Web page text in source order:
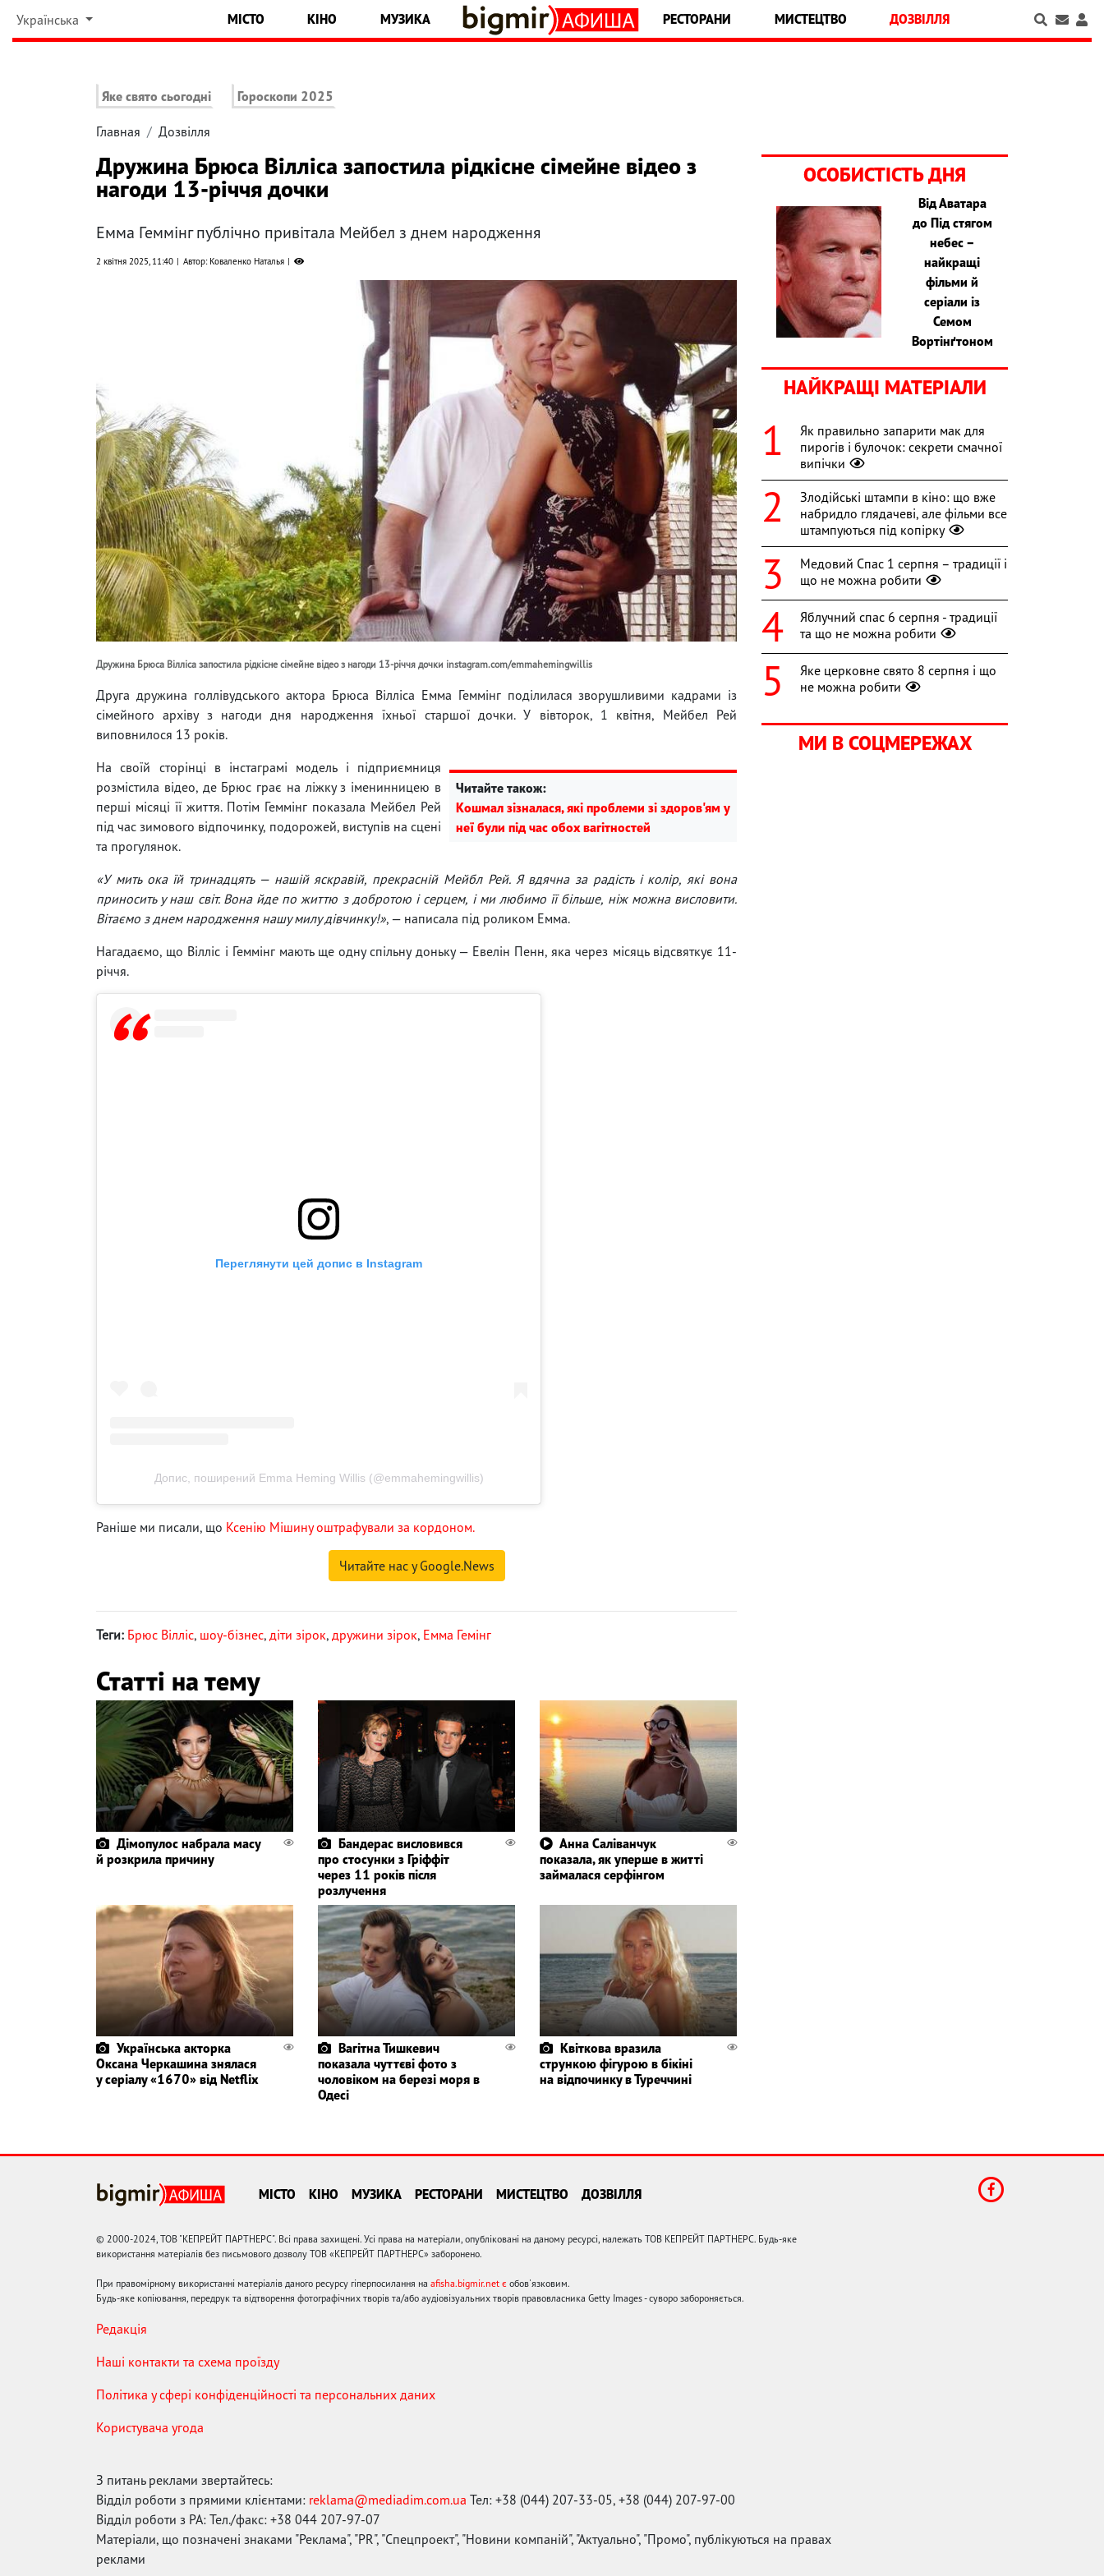
Українська МІСТО КІНО МУЗИКА РЕСТОРАНИ МИСТЕЦТВО ДОЗВІЛЛЯ
Яке свято сьогодні Гороскопи 2025
Главная Дозвілля
Дружина Брюса Вілліса запостила рідкісне сімейне відео з
нагоди 13-річчя дочки
Емма Геммінг публічно привітала Мейбел з днем ​​народження
2 квітня 2025, 11:40 Автор: Коваленко Наталья
Дружина Брюса Вілліса запостила рідкісне сімейне відео з нагоди 13-річчя дочки instagram.com/emmahemingwillis
Друга дружина голлівудського актора Брюса Вілліса Емма Геммінг поділилася зворушливими кадрами із
сімейного архіву з нагоди дня народження їхньої старшої дочки. У вівторок, 1 квітня, Мейбел Рей
виповнилося 13 років.
Читайте також:
Кошмал зізналася, які проблеми зі здоров'ям у
неї були під час обох вагітностей
На своїй сторінці в інстаграмі модель і підприємниця
розмістила відео, де Брюс грає на ліжку з іменинницею в
перші місяці її життя. Потім Геммінг показала Мейбел Рей
під час зимового відпочинку, подорожей, виступів на сцені
та прогулянок.
«У мить ока їй тринадцять — нашій яскравій, прекрасній Мейбл Рей. Я вдячна за радість і колір, які вона
приносить у наш світ. Вона йде по життю з добротою і серцем, і ми любимо її більше, ніж можна висловити.
Вітаємо з днем ​​народження нашу милу дівчинку!», — написала під роликом Емма.
Нагадаємо, що Вілліс і Геммінг мають ще одну спільну доньку — Евелін Пенн, яка через місяць відсвяткує 11-
річчя.
Переглянути цей допис в Instagram
Допис, поширений Emma Heming Willis (@emmahemingwillis)
Раніше ми писали, що Ксенію Мішину оштрафували за кордоном.
Читайте нас у Google.News
Теги: Брюс Вілліс, шоу-бізнес, діти зірок, дружини зірок, Емма Гемінг
Статті на тему
Дімопулос набрала масу
й розкрила причину
Бандерас висловився
про стосунки з Гріффіт
через 11 років після
розлучення
Анна Саліванчук
показала, як уперше в житті
займалася серфінгом
Українська акторка
Оксана Черкашина знялася
у серіалу «1670» від Netflix
Вагітна Тишкевич
показала чуттєві фото з
чоловіком на березі моря в
Одесі
Квіткова вразила
стрункою фігурою в бікіні
на відпочинку в Туреччині
ОСОБИСТІСТЬ ДНЯ
Від Аватара
до Під стягом
небес –
найкращі
фільми й
серіали із
Семом
Вортінґтоном
НАЙКРАЩІ МАТЕРІАЛИ
Як правильно запарити мак для
пирогів і булочок: секрети смачної
випічки
Злодійські штампи в кіно: що вже
набридло глядачеві, але фільми все
штампуються під копірку
Медовий Спас 1 серпня – традиції і
що не можна робити
Яблучний спас 6 серпня - традиції
та що не можна робити
Яке церковне свято 8 серпня і що
не можна робити
МИ В СОЦМЕРЕЖАХ
МІСТО КІНО МУЗИКА РЕСТОРАНИ МИСТЕЦТВО ДОЗВІЛЛЯ
© 2000-2024, ТОВ "КЕПРЕЙТ ПАРТНЕРС". Всі права захищені. Усі права на матеріали, опубліковані на даному ресурсі, належать ТОВ КЕПРЕЙТ ПАРТНЕРС. Будь-яке
використання матеріалів без письмового дозволу ТОВ «КЕПРЕЙТ ПАРТНЕРС» заборонено.
При правомірному використанні матеріалів даного ресурсу гіперпосилання на afisha.bigmir.net є обов'язковим.
Будь-яке копіювання, передрук та відтворення фотографічних творів та/або аудіовізуальних творів правовласника Getty Images - суворо забороняється.
Редакція
Наші контакти та схема проїзду
Політика у сфері конфіденційності та персональних даних
Користувача угода
З питань реклами звертайтесь:
Відділ роботи з прямими клієнтами: reklama@mediadim.com.ua Тел: +38 (044) 207-33-05, +38 (044) 207-97-00
Відділ роботи з РА: Тел./факс: +38 044 207-97-07
Матеріали, що позначені знаками "Реклама", "PR", "Спецпроект", "Новини компаній", "Актуально", "Промо", публікуються на правах
реклами